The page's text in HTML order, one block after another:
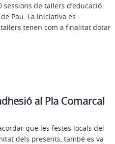
de tallers d’educació
Pau. La iniciativa es
tenen com a finalitat dotar
al Pla Comarcal
que les festes locals del
dels presents, també es va